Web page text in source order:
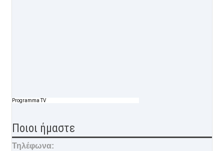
Programma TV
Ποιοι ήμαστε
Τηλέφωνα: